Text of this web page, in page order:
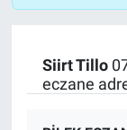
Siirt Tillo
eczane